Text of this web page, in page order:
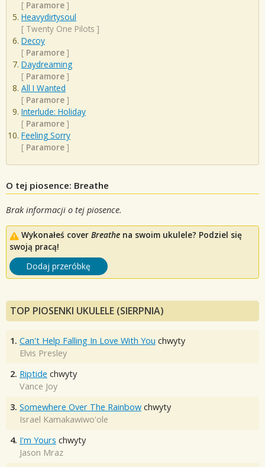
[ Paramore ]
Heavydirtysoul
[ Twenty One Pilots ]
Decoy
[ Paramore ]
Daydreaming
[ Paramore ]
All I Wanted
[ Paramore ]
Interlude: Holiday
[ Paramore ]
Feeling Sorry
[ Paramore ]
O tej piosence: Breathe
Brak informacji o tej piosence.
Wykonałeś cover Breathe na swoim ukulele? Podziel się
swoją pracą!
Dodaj przeróbkę
TOP PIOSENKI UKULELE (SIERPNIA)
1. Can't Help Falling In Love With You chwyty
Elvis Presley
2. Riptide chwyty
Vance Joy
3. Somewhere Over The Rainbow chwyty
Israel Kamakawiwo'ole
4. I'm Yours chwyty
Jason Mraz